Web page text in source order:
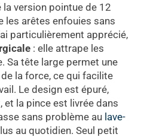
la version pointue de 12
les arêtes enfouies sans
particulièrement apprécié,
: elle attrape les
Sa tête large permet une
la force, ce qui facilite
Le design est épuré,
la pince est livrée dans
sans problème au lave-
au quotidien. Seul petit